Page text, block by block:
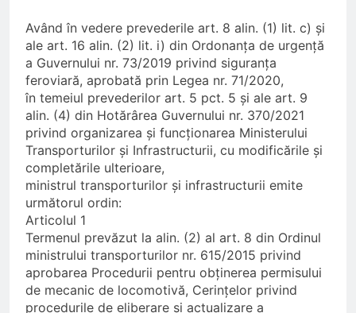
5 Luni Ago
Având în vedere prevederile art. 8 alin. (1) lit. c) și
ale art. 16 alin. (2) lit. i) din Ordonanța de urgență
a Guvernului nr. 73/2019 privind siguranța
feroviară, aprobată prin Legea nr. 71/2020,
în temeiul prevederilor art. 5 pct. 5 și ale art. 9
alin. (4) din Hotărârea Guvernului nr. 370/2021
privind organizarea și funcționarea Ministerului
Transporturilor și Infrastructurii, cu modificările și
completările ulterioare,
ministrul transporturilor și infrastructurii emite
următorul ordin:
Articolul 1
Termenul prevăzut la alin. (2) al art. 8 din Ordinul
ministrului transporturilor nr. 615/2015 privind
aprobarea Procedurii pentru obținerea permisului
de mecanic de locomotivă, Cerințelor privind
procedurile de eliberare și actualizare a